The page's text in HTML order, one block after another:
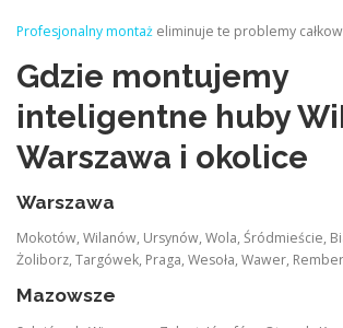
Profesjonalny montaż eliminuje te problemy
Gdzie montujemy
inteligentne huby
Warszawa i okolice
Warszawa
Mokotów, Wilanów, Ursynów, Wola, Śródmieście,
Żoliborz, Targówek, Praga, Wesoła, Wawer,
Mazowsze